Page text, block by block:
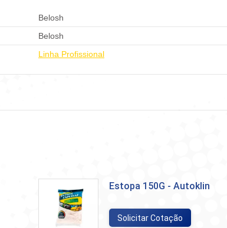
Belosh
Belosh
Linha Profissional
Estopa 150G - Autoklin
Solicitar Cotação